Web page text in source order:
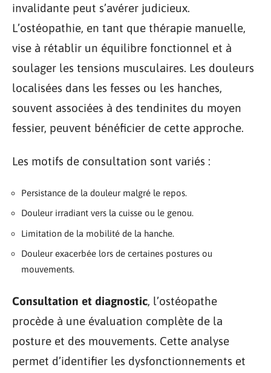
invalidante peut s’avérer judicieux.
L’ostéopathie, en tant que thérapie manuelle,
vise à rétablir un équilibre fonctionnel et à
soulager les tensions musculaires. Les douleurs
localisées dans les fesses ou les hanches,
souvent associées à des tendinites du moyen
fessier, peuvent bénéficier de cette approche.
Les motifs de consultation sont variés :
Persistance de la douleur malgré le repos.
Douleur irradiant vers la cuisse ou le genou.
Limitation de la mobilité de la hanche.
Douleur exacerbée lors de certaines postures ou
mouvements.
Consultation et diagnostic, l’ostéopathe
procède à une évaluation complète de la
posture et des mouvements. Cette analyse
permet d’identifier les dysfonctionnements et